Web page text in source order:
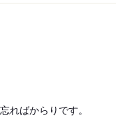
ればからりです。